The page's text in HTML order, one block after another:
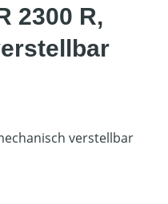
2300 R,